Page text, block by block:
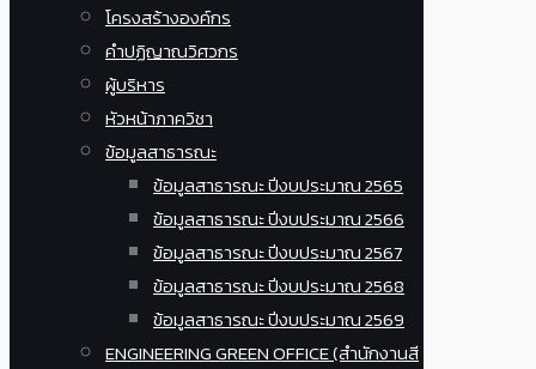
โครงสร้างองค์กร
คำปฏิญาณวิศวกร
ผู้บริหาร
หัวหน้าภาควิชา
ข้อมูลสาธารณะ
ข้อมูลสาธารณะ ปีงบประมาณ 2565
ข้อมูลสาธารณะ ปีงบประมาณ 2566
ข้อมูลสาธารณะ ปีงบประมาณ 2567
ข้อมูลสาธารณะ ปีงบประมาณ 2568
ข้อมูลสาธารณะ ปีงบประมาณ 2569
ENGINEERING GREEN OFFICE (สำนักงานสี